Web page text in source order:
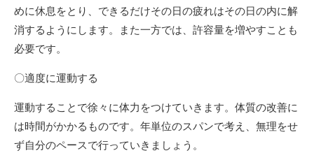
めに休息をとり、できるだけその日の疲れはその日の内に解
消するようにします。また一方では、許容量を増やすことも
必要です。
〇適度に運動する
運動することで徐々に体力をつけていきます。体質の改善に
は時間がかかるものです。年単位のスパンで考え、無理をせ
ず自分のペースで行っていきましょう。